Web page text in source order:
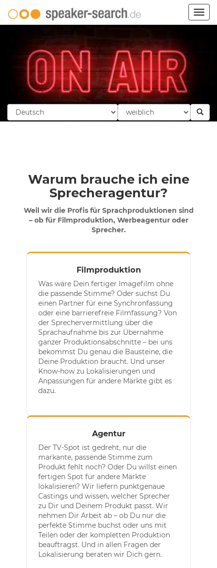
Warum brauche ich eine
Sprecheragentur?
Weil wir die Profis für Sprachproduktionen sind
– ob für Filmproduktion, Werbeagentur oder
Sprecher.
Filmproduktion
Was wäre Dein fertiger Imagefilm ohne
die passende Stimme? Oder suchst Du
einen Partner für eine Synchronfassung
oder eine barrierefreie Filmfassung? Von
der Sprechervermittlung über die
Sprachaufnahme bis zur Übernahme
ganzer Produktionsabschnitte – bei uns
bekommst Du genau die Bausteine, die
Deine Produktion braucht. Und unser
Know-how zu Lokalisierungen und
Anpassungen für andere Märkte gibt es
dazu.
Agentur
Der TV-Spot ist gedreht, nur die
markante, passende Stimme zum
Produkt fehlt noch? Oder Du willst einen
fertigen Spot für andere Märkte
lokalisieren? Wir liefern punktgenaue
Castings und wissen, welcher Sprecher
zu Dir und Deinem Produkt passt. Wir
nehmen Dir Arbeit ab – ob Du nur die
perfekte Stimme buchst oder uns mit
Teilen oder der kompletten Produktion
beauftragst. Und in allen Fragen der
Lokalisierung beraten wir Dich gern.